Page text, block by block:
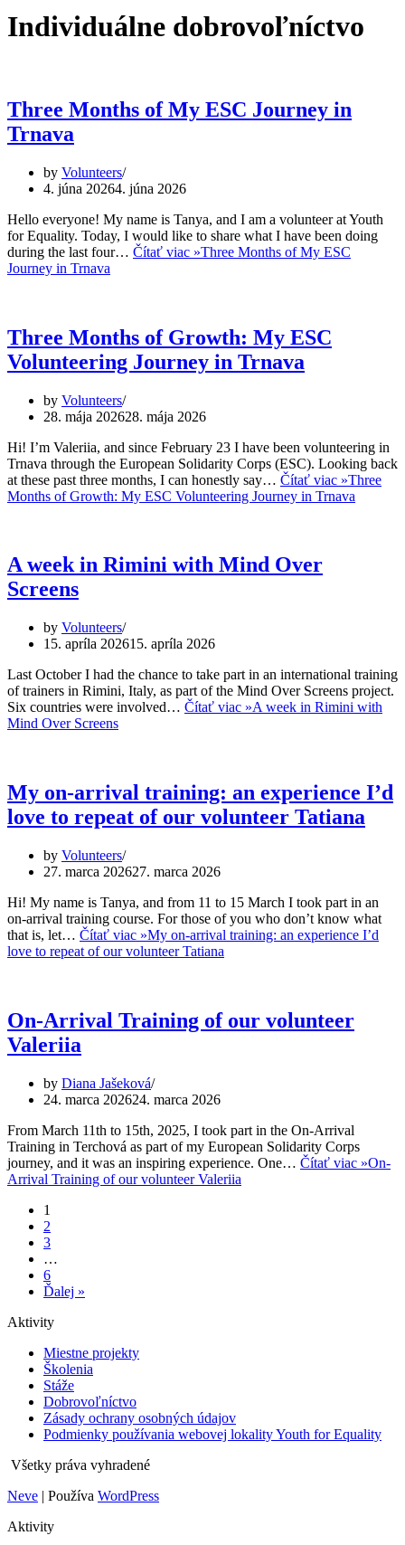
Individuálne dobrovoľníctvo
Three Months of My ESC Journey in
Trnava
by Volunteers
4. júna 20264. júna 2026
Hello everyone! My name is Tanya, and I am a volunteer at Youth
for Equality. Today, I would like to share what I have been doing
during the last four… Čítať viac »Three Months of My ESC
Journey in Trnava
Three Months of Growth: My ESC
Volunteering Journey in Trnava
by Volunteers
28. mája 202628. mája 2026
Hi! I’m Valeriia, and since February 23 I have been volunteering in
Trnava through the European Solidarity Corps (ESC). Looking back
at these past three months, I can honestly say… Čítať viac »Three
Months of Growth: My ESC Volunteering Journey in Trnava
A week in Rimini with Mind Over
Screens
by Volunteers
15. apríla 202615. apríla 2026
Last October I had the chance to take part in an international training
of trainers in Rimini, Italy, as part of the Mind Over Screens project.
Six countries were involved… Čítať viac »A week in Rimini with
Mind Over Screens
My on-arrival training: an experience I’d
love to repeat of our volunteer Tatiana
by Volunteers
27. marca 202627. marca 2026
Hi! My name is Tanya, and from 11 to 15 March I took part in an
on-arrival training course. For those of you who don’t know what
that is, let… Čítať viac »My on-arrival training: an experience I’d
love to repeat of our volunteer Tatiana
On-Arrival Training of our volunteer
Valeriia
by Diana Jašeková
24. marca 202624. marca 2026
From March 11th to 15th, 2025, I took part in the On-Arrival
Training in Terchová as part of my European Solidarity Corps
journey, and it was an inspiring experience. One… Čítať viac »On-
Arrival Training of our volunteer Valeriia
1
2
3
…
6
Ďalej »
Aktivity
Miestne projekty
Školenia
Stáže
Dobrovoľníctvo
Zásady ochrany osobných údajov
Podmienky používania webovej lokality Youth for Equality
Všetky práva vyhradené
Neve | Používa WordPress
Aktivity